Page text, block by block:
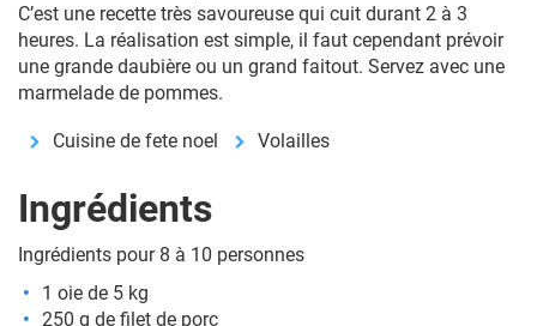
C’est une recette très savoureuse qui cuit durant 2 à 3
heures. La réalisation est simple, il faut cependant prévoir
une grande daubière ou un grand faitout. Servez avec une
marmelade de pommes.
Cuisine de fete noel Volailles
Ingrédients
Ingrédients pour 8 à 10 personnes
1 oie de 5 kg
250 g de filet de porc